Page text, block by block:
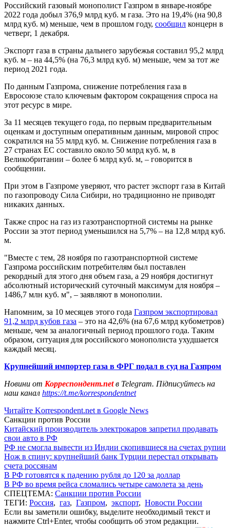
Российский газовый монополист Газпром в январе-ноябре
2022 года добыл 376,9 млрд куб. м газа. Это на 19,4% (на 90,8
млрд куб. м) меньше, чем в прошлом году, сообщил концерн в
четверг, 1 декабря.
Экспорт газа в страны дальнего зарубежья составил 95,2 млрд
куб. м – на 44,5% (на 76,3 млрд куб. м) меньше, чем за тот же
период 2021 года.
По данным Газпрома, снижение потребления газа в
Евросоюзе стало ключевым фактором сокращения спроса на
этот ресурс в мире.
За 11 месяцев текущего года, по первым предварительным
оценкам и доступным оперативным данным, мировой спрос
сократился на 55 млрд куб. м. Снижение потребления газа в
27 странах ЕС составило около 50 млрд куб. м, в
Великобритании – более 6 млрд куб. м, – говорится в
сообщении.
При этом в Газпроме уверяют, что растет экспорт газа в Китай
по газопроводу Сила Сибири, но традиционно не приводят
никаких данных.
Также спрос на газ из газотранспортной системы на рынке
России за этот период уменьшился на 5,7% – на 12,8 млрд куб.
м.
"Вместе с тем, 28 ноября по газотранспортной системе
Газпрома российским потребителям был поставлен
рекордный для этого дня объем газа, а 29 ноября достигнут
абсолютный исторический суточный максимум для ноября –
1486,7 млн куб. м", – заявляют в монополии.
Напомним, за 10 месяцев этого года Газпром экспортировал
91,2 млрд кубов газа – это на 42,6% (на 67,6 млрд кубометров)
меньше, чем за аналогичный период прошлого года. Таким
образом, ситуация для российского монополиста ухудшается
каждый месяц.
Крупнейший импортер газа в ФРГ подал в суд на Газпром
Новини от Корреспондент.netв Telegram. Підписуйтесь на
наш канал https://t.me/korrespondentnet
Читайте Korrespondent.net в Google News
Санкции против России
Китайский производитель электрокаров запретил продавать
свои авто в РФ
РФ не смогла вывести из Индии скопившиеся на счетах рупии
Нож в спину: крупнейший банк Турции перестал открывать
счета россянам
В РФ готовятся к падению рубля до 120 за доллар
В РФ во время рейса сломались четыре самолета за день
СПЕЦТЕМА: Санкции против России
ТЕГИ: Россия, газ, Газпром, экспорт, Новости России
Если вы заметили ошибку, выделите необходимый текст и
нажмите Ctrl+Enter, чтобы сообщить об этом редакции.